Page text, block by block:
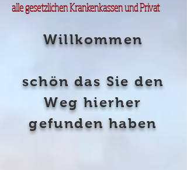
alle gesetzlichen Krankenkassen und Privat
Willkommen
schön das Sie den
Weg hierher
gefunden haben